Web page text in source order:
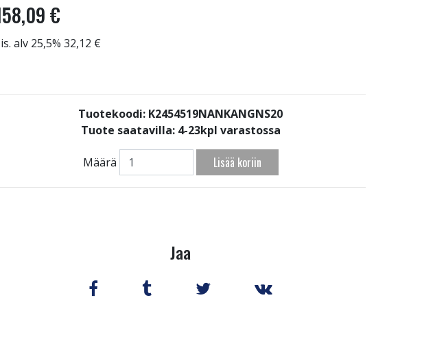
€
alv 25,5% 32,12 €
Tuotekoodi: K2454519NANKANGNS20
Tuote saatavilla: 4-23kpl varastossa
Määrä Lisää koriin
Jaa